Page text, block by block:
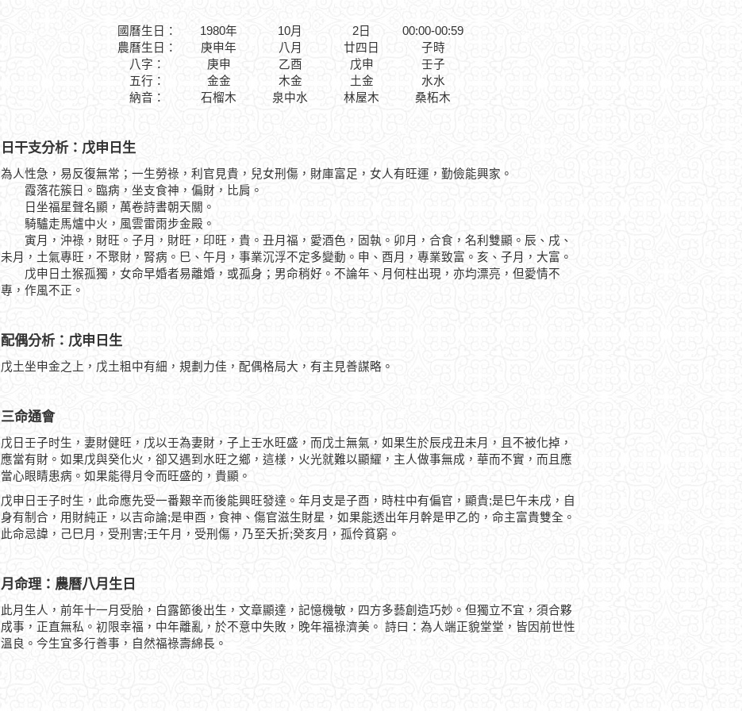
國曆生日： 1980年 10月 2日
00:00-00:59
農曆生日：
庚申年 八月 廿四日
子時
八字：
庚申 乙酉 戊申
壬子
五行：
納音：
金金
石榴木
木金
泉中水
土金
林屋木
水水
桑柘木
日干支分析：戊申日生
為人性急，易反復無常；一生勞祿，利官見貴，兒女刑傷，財庫富足，女人有旺運，勤儉能興家。
霞落花簇日。臨病，坐支食神，偏財，比肩。
日坐福星聲名顯，萬卷詩書朝天關。
騎驢走馬爐中火，風雲雷雨步金殿。
寅月，沖祿，財旺。子月，財旺，印旺，貴。丑月福，愛酒色，固執。卯月，合食，名利雙顯。辰、戌、
未月，土氣專旺，不聚財，腎病。巳、午月，事業沉浮不定多變動。申、酉月，專業致富。亥、子月，大富。
戊申日土猴孤獨，女命早婚者易離婚，或孤身；男命稍好。不論年、月何柱出現，亦均漂亮，但愛情不
專，作風不正。
配偶分析：戊申日生
戊土坐申金之上，戊土粗中有細，規劃力佳，配偶格局大，有主見善謀略。
三命通會
戊日壬子时生，妻財健旺，戊以壬為妻財，子上壬水旺盛，而戊土無氣，如果生於辰戌丑未月，且不被化掉，
應當有財。如果戊與癸化火，卻又遇到水旺之鄉，這樣，火光就難以顯耀，主人做事無成，華而不實，而且應
當心眼睛患病。如果能得月令而旺盛的，貴顯。
戊申日壬子时生，此命應先受一番艱辛而後能興旺發達。年月支是子酉，時柱中有偏官，顯貴;是巳午未戌，自
身有制合，用財純正，以吉命論;是申酉，食神、傷官滋生財星，如果能透出年月幹是甲乙的，命主富貴雙全。
此命忌諱，己巳月，受刑害;壬午月，受刑傷，乃至夭折;癸亥月，孤伶貧窮。
月命理：農曆八月生日
此月生人，前年十一月受胎，白露節後出生，文章顯達，記憶機敏，四方多藝創造巧妙。但獨立不宜，須合夥
成事，正直無私。初限幸福，中年離亂，於不意中失敗，晚年福祿濟美。 詩曰：為人端正貌堂堂，皆因前世性
溫良。今生宜多行善事，自然福祿壽綿長。